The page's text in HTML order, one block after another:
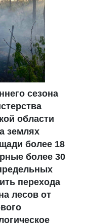
сезона
области
землях
более 18
более 30
перехода
лесов от